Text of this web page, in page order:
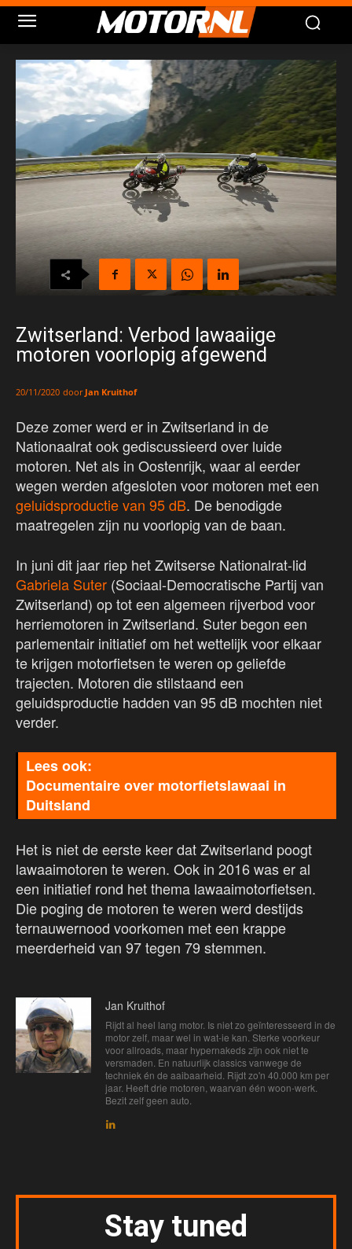
Zwitserland: Verbod lawaaiige
motoren voorlopig afgewend
20/11/2020 door Jan Kruithof
Deze zomer werd er in Zwitserland in de
Nationaalrat ook gediscussieerd over luide
motoren. Net als in Oostenrijk, waar al eerder
wegen werden afgesloten voor motoren met een
geluidsproductie van 95 dB. De benodigde
maatregelen zijn nu voorlopig van de baan.
In juni dit jaar riep het Zwitserse Nationalrat-lid
Gabriela Suter (Sociaal-Democratische Partij van
Zwitserland) op tot een algemeen rijverbod voor
herriemotoren in Zwitserland. Suter begon een
parlementair initiatief om het wettelijk voor elkaar
te krijgen motorfietsen te weren op geliefde
trajecten. Motoren die stilstaand een
geluidsproductie hadden van 95 dB mochten niet
verder.
Documentaire over motorfietslawaai in
Duitsland
Het is niet de eerste keer dat Zwitserland poogt
lawaaimotoren te weren. Ook in 2016 was er al
een initiatief rond het thema lawaaimotorfietsen.
Die poging de motoren te weren werd destijds
ternauwernood voorkomen met een krappe
meerderheid van 97 tegen 79 stemmen.
Jan Kruithof
Rijdt al heel lang motor. Is niet zo geïnteresseerd in de
motor zelf, maar wel in wat-ie kan. Sterke voorkeur
voor allroads, maar hypernakeds zijn ook niet te
versmaden. En natuurlijk classics vanwege de
techniek én de aaibaarheid. Rijdt zo'n 40.000 km per
jaar. Heeft drie motoren, waarvan één woon-werk.
Bezit zelf geen auto.
Stay tuned